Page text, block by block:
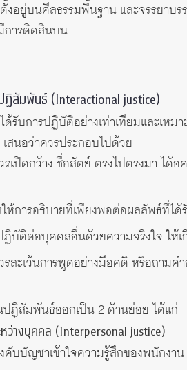
งอยู่บนศีลธรรมพื้นฐาน และจรรยาบ
การติดสินบน
ฏิสัมพันธ์ (Interactional justice)
รับการปฏิบัติอย่างเท่าเทียมและเ
สนอว่าควรประกอบไปด้วย
เปิดกว้าง ซื่อสัตย์ ตรงไปตรงมา ได้
ห้การอธิบายที่เพียงพอต่อผลลัพธ์ที่ได้
บัติต่อบุคคลอื่นด้วยความจริงใจ ให้
ละเว้นการพูดอย่างมีอคติ หรือถามค
ฏิสัมพันธ์ออกเป็น 2 ด้านย่อย ได้แก่
ว่างบุคคล (Interpersonal justice)
บบัญชาเข้าใจความรู้สึกของพนักง